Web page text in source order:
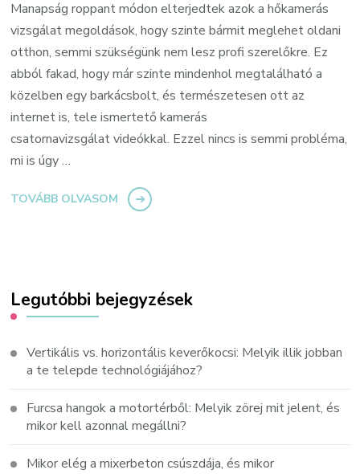
Manapság roppant módon elterjedtek azok a hőkamerás
vizsgálat megoldások, hogy szinte bármit meglehet oldani
otthon, semmi szükségünk nem lesz profi szerelőkre. Ez
abból fakad, hogy már szinte mindenhol megtalálható a
közelben egy barkácsbolt, és természetesen ott az
internet is, tele ismertető kamerás
csatornavizsgálat videókkal. Ezzel nincs is semmi probléma,
mi is úgy …
TOVÁBB OLVASOM
Legutóbbi bejegyzések
Vertikális vs. horizontális keverőkocsi: Melyik illik jobban
a te telepde technológiájához?
Furcsa hangok a motortérből: Melyik zörej mit jelent, és
mikor kell azonnal megállni?
Mikor elég a mixerbeton csúszdája, és mikor